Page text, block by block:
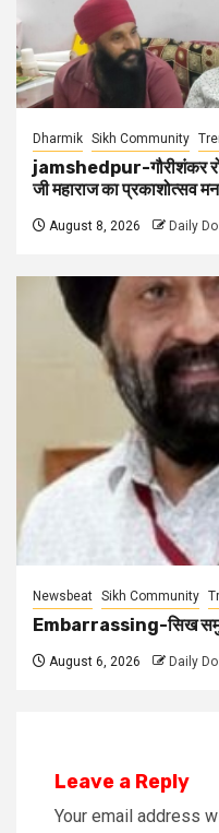
Dharmik Sikh Community
jamshedpur-गौरीशंकर रोड
जी महाराज का प्रकाशोत्सव
August 8, 2026 Daily
Newsbeat Sikh Community
Embarrassing-सिख
August 6, 2026 Daily
Leave a Reply
Your email address